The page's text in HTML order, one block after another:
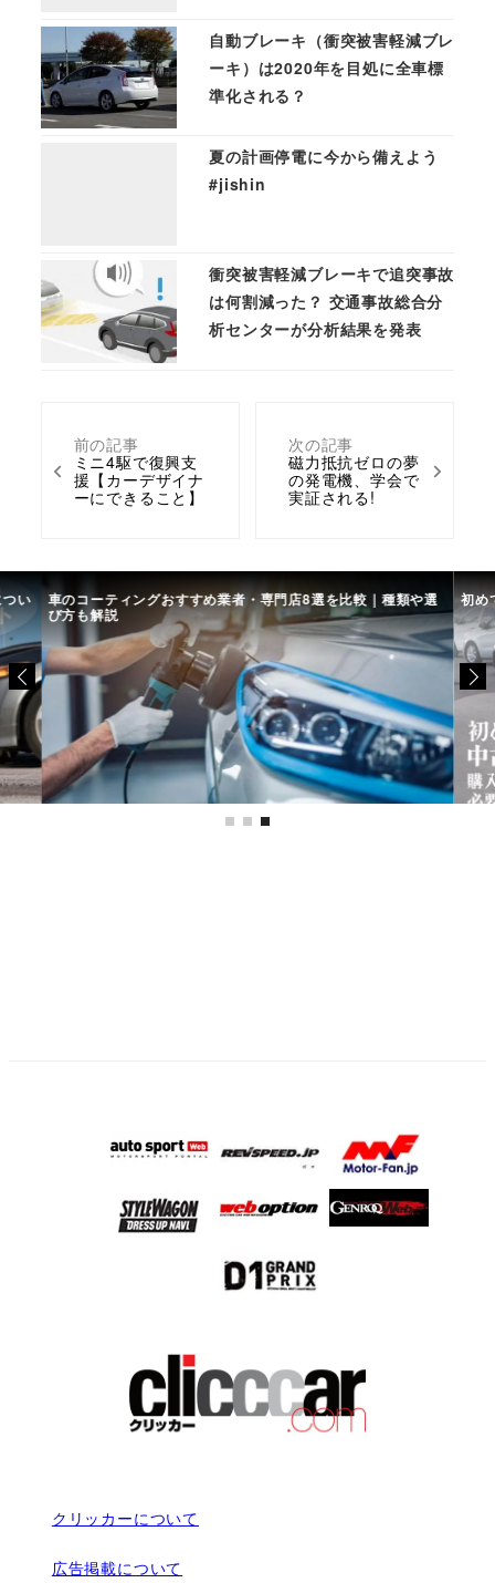
前の記事
ミニ4駆で復興支
援【カーデザイナ
ーにできること】
次の記事
磁力抵抗ゼロの夢
の発電機、学会で
実証される!
自動ブレーキ（衝突被害軽減ブレ
ーキ）は2020年を目処に全車標
準化される？
夏の計画停電に今から備えよう
#jishin
衝突被害軽減ブレーキで追突事故
は何割減った？ 交通事故総合分
析センターが分析結果を発表
い 車のコーティングおすすめ業者・専門店8選を比較｜種類や選
び方も解説
初め
クリッカーについて
広告掲載について